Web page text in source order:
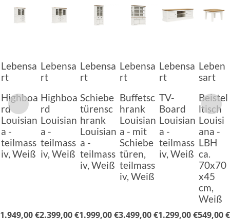
Lebensa
rt
Highboa
rd
Louisian
a -
teilmass
iv, Weiß
1.949,00 €
Lebensa
rt
Highboa
rd
Louisian
a -
teilmass
iv, Weiß
2.399,00 €
Lebensa
rt
Schiebe
türensc
hrank
Louisian
a -
teilmass
iv, Weiß
1.999,00 €
Lebensa
rt
Buffetsc
hrank
Louisian
a - mit
Schiebe
türen,
teilmass
iv, Weiß
3.499,00 €
Lebensa
rt
TV-
Board
Louisian
a -
teilmass
iv, Weiß
1.299,00 €
Leben
sart
Beistel
ltisch
Louisi
ana -
LBH
ca.
70x70
x45
cm,
Weiß
549,00 €